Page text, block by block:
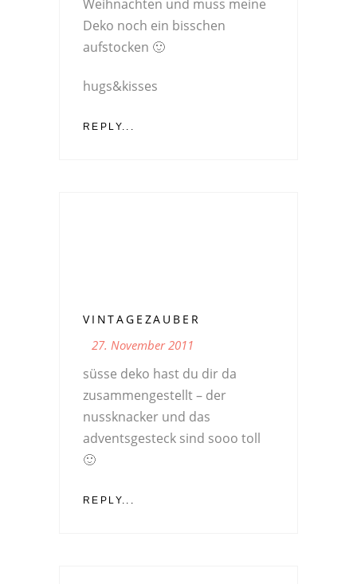
Weihnachten und muss meine
Deko noch ein bisschen
aufstocken 🙂
hugs&kisses
REPLY...
VINTAGEZAUBER
27. November 2011
süsse deko hast du dir da
zusammengestellt – der
nussknacker und das
adventsgesteck sind sooo toll
🙂
REPLY...